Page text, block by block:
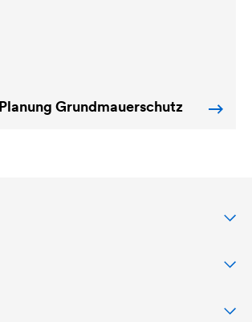
Grundmauerschutz
& -gestaltung